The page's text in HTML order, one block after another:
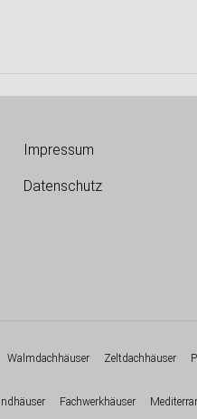
Impressum
Datenschutz
Walmdachhäuser Zeltdachhäuser
Fachwerkhäuser